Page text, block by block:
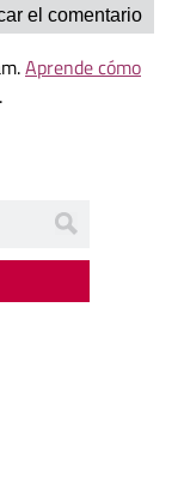
Aprende cómo
.